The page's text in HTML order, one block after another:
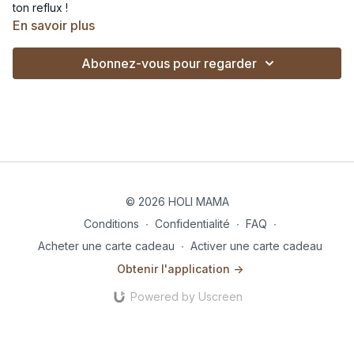
ton reflux !
En savoir plus
Abonnez-vous pour regarder
© 2026 HOLI MAMA
Conditions ∙ Confidentialité ∙ FAQ ∙
Acheter une carte cadeau ∙ Activer une carte cadeau
Obtenir l'application ->
Powered by Uscreen